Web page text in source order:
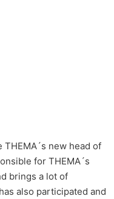
THEMA´s new head of
for THEMA´s
brings a lot of
also participated and